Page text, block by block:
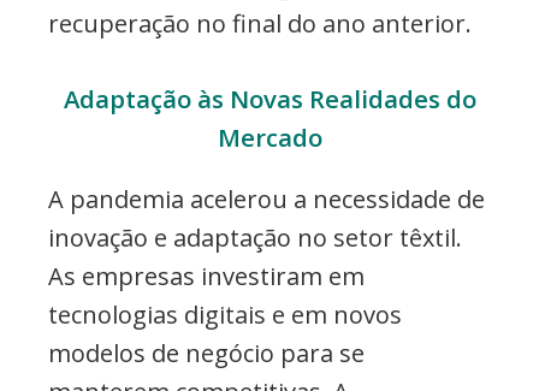
recuperação no final do ano anterior.
Adaptação às Novas Realidades do
Mercado
A pandemia acelerou a necessidade de
inovação e adaptação no setor têxtil.
As empresas investiram em
tecnologias digitais e em novos
modelos de negócio para se